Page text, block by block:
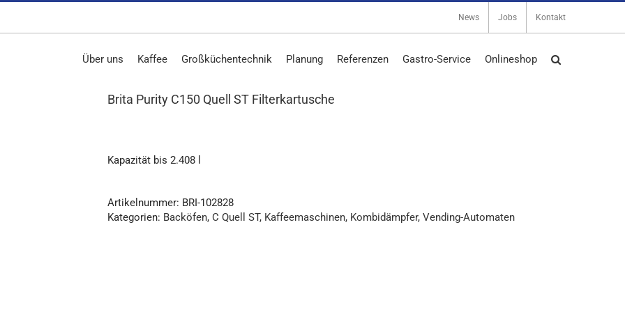
News Jobs Kontakt
Über uns Kaffee Großküchentechnik Planung Referenzen Gastro-Service Onlineshop
Brita Purity C150 Quell ST Filterkartusche
Kapazität bis 2.408 l
Artikelnummer: BRI-102828
Kategorien: Backöfen, C Quell ST, Kaffeemaschinen, Kombidämpfer, Vending-Automaten